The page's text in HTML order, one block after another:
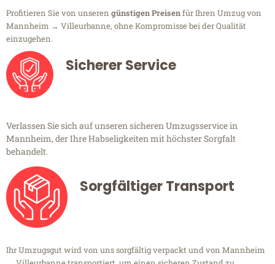
Profitieren Sie von unseren günstigen Preisenfür Ihren Umzug von
Mannheim → Villeurbanne, ohne Kompromisse bei der Qualität
einzugehen.
Sicherer Service
Verlassen Sie sich auf unseren sicheren Umzugsservice in
Mannheim, der Ihre Habseligkeiten mit höchster Sorgfalt
behandelt.
Sorgfältiger Transport
Ihr Umzugsgut wird von uns sorgfältig verpackt und von Mannheim